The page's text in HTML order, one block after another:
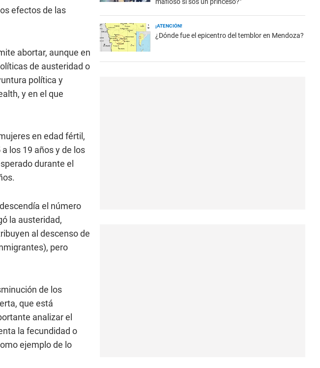
efectos de las
abortar, aunque en
de austeridad o
política y
y en el que
en edad fértil,
los 19 años y de los
durante el
el número
la austeridad,
al descenso de
pero
de los
que está
analizar el
la fecundidad o
ejemplo de lo
¡ATENCIÓN!
¿Dónde fue el epicentro del temblor en Mendoza?